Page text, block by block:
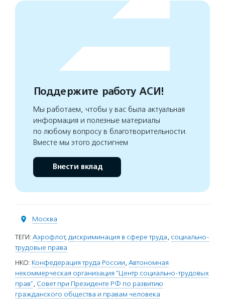
Поддержите работу АСИ!
Мы работаем, чтобы у вас была актуальная
информация и полезные материалы
по любому вопросу в благотворительности.
Вместе мы этого достигнем
Внести вклад
Москва
ТЕГИ: Аэрофлот, дискриминация в сфере труда, социально-
трудовые права
НКО: Конфедерация труда России, Автономная
некоммерческая организация "Центр социально-трудовых
прав", Совет при Президенте РФ по развитию
гражданского общества и правам человека